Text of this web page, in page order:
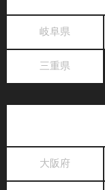
岐阜県
三重県
大阪府